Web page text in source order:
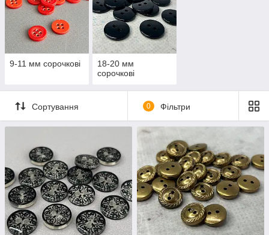
9-11 мм сорочкові
18-20 мм
сорочкові
Сортування 0 Фільтри